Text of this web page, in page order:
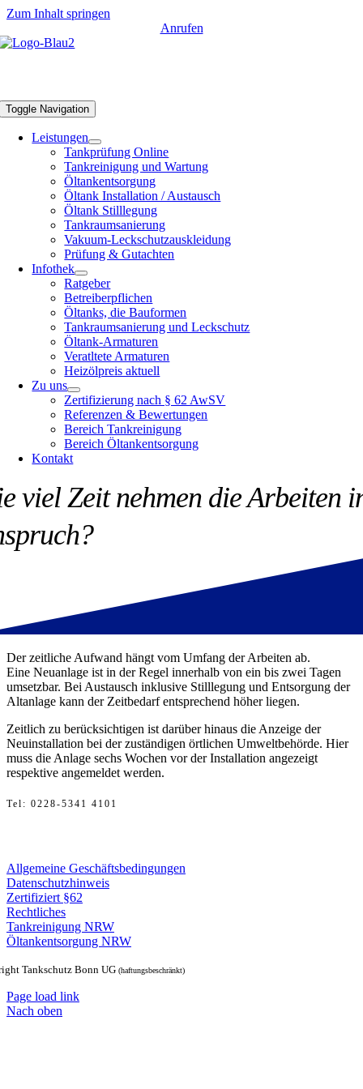
Zum Inhalt springen
Anrufen
Toggle Navigation
Leistungen
Tankprüfung Online
Tankreinigung und Wartung
Öltankentsorgung
Öltank Installation / Austausch
Öltank Stilllegung
Tankraumsanierung
Vakuum-Leckschutzauskleidung
Prüfung & Gutachten
Infothek
Ratgeber
Betreiberpflichen
Öltanks, die Bauformen
Tankraumsanierung und Leckschutz
Öltank-Armaturen
Veratltete Armaturen
Heizölpreis aktuell
Zu uns
Zertifizierung nach § 62 AwSV
Referenzen & Bewertungen
Bereich Tankreinigung
Bereich Öltankentsorgung
Kontakt
viel Zeit nehmen die Arbeiten
Der zeitliche Aufwand hängt vom Umfang der Arbeiten ab.
Eine Neuanlage ist in der Regel innerhalb von ein bis zwei Tagen
umsetzbar. Bei Austausch inklusive Stilllegung und Entsorgung der
Altanlage kann der Zeitbedarf entsprechend höher liegen.
Zeitlich zu berücksichtigen ist darüber hinaus die Anzeige der
Neuinstallation bei der zuständigen örtlichen Umweltbehörde. Hier
muss die Anlage sechs Wochen vor der Installation angezeigt
respektive angemeldet werden.
Tel : 0228-5341 4101
Allgemeine Geschäftsbedingungen
Datenschutzhinweis
Zertifiziert §62
Rechtliches
Tankreinigung NRW
Öltankentsorgung NRW
Tankschutz Bonn UG (haftungsbeschränkt)
Page load link
Nach oben